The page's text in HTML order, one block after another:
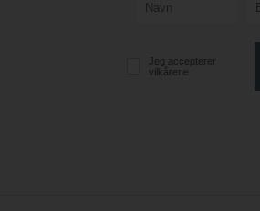
Jeg accepterer
vilkårene